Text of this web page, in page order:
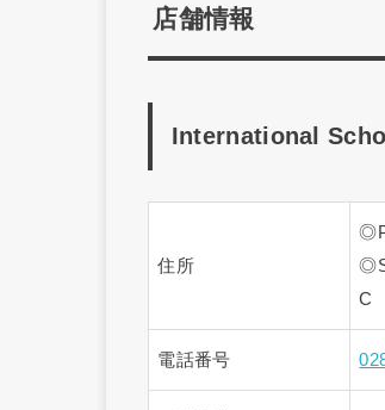
店舗情報
International
住所
C
電話番号